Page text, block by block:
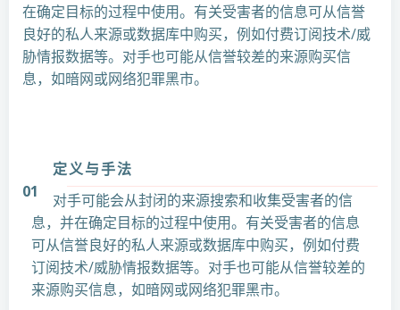
在确定目标的过程中使用。有关受害者的信息可从信誉
良好的私人来源或数据库中购买，例如付费订阅技术/威
胁情报数据等。对手也可能从信誉较差的来源购买信
息，如暗网或网络犯罪黑市。
定义与手法
01对手可能会从封闭的来源搜索和收集受害者的信
息，并在确定目标的过程中使用。有关受害者的信息
可从信誉良好的私人来源或数据库中购买，例如付费
订阅技术/威胁情报数据等。对手也可能从信誉较差的
来源购买信息，如暗网或网络犯罪黑市。